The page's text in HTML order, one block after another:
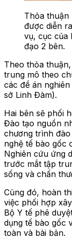
Thỏa thuận
được diễn
vụ, cục của
đạo 2 bên.
Theo thỏa
trung mô theo
các đề án
sở Linh Đàm).
Hai bên sẽ phối
Đào tạo nguồn
chương trình
nghệ tế bào gốc
Nghiên cứu ứng
trước mắt tập
sống và chấn
Cùng đó, hoàn
việc phối hợp
Bộ Y tế phê
dụng tế bào gốc
toàn và bài bản.